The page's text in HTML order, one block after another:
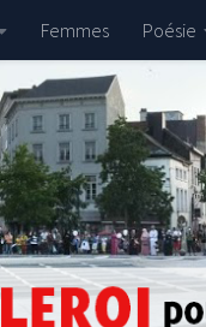
Femmes Poésie